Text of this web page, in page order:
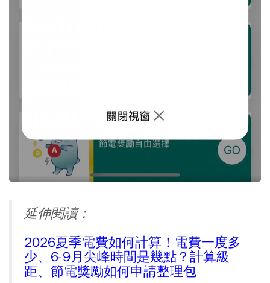
延伸閱讀：
2026夏季電費如何計算！電費一度多
少、6-9月尖峰時間是幾點？計算級
距、節電獎勵如何申請整理包